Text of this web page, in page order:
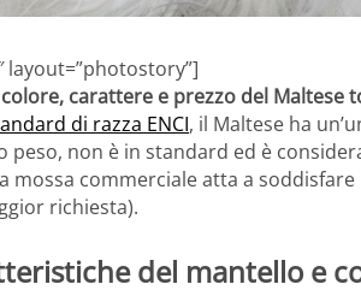
layout=”photostory”]
colore, carattere e prezzo del Maltese
di razza ENCI, il Maltese ha
peso, non è in standard ed è
mossa commerciale atta a
richiesta).
del mantello e